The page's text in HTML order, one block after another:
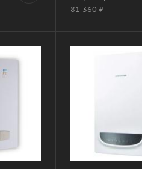
81 360₽